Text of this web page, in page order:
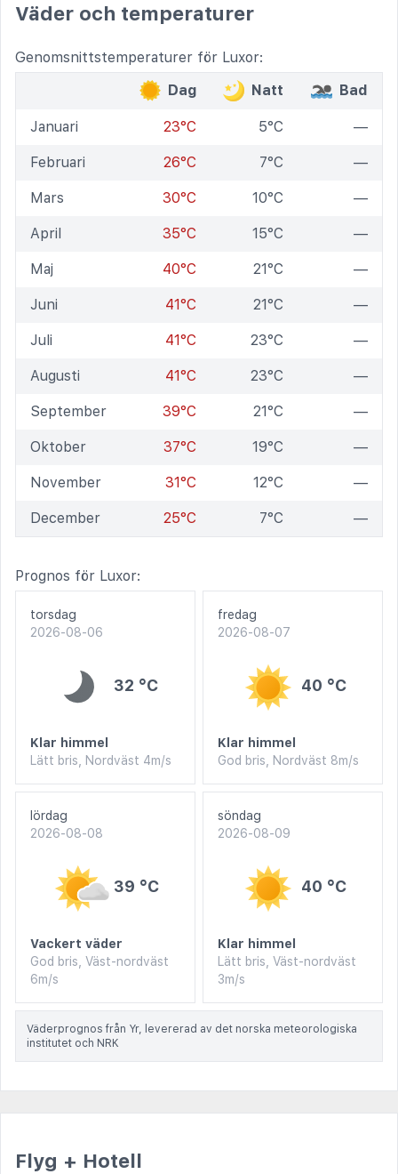
Väder och temperaturer
Genomsnittstemperaturer för Luxor:
Dag
Natt Bad
Januari 23°C 5°C —
Februari 26°C 7°C —
Mars 30°C 10°C —
April 35°C 15°C —
Maj 40°C 21°C —
Juni 41°C 21°C —
Juli 41°C 23°C —
Augusti 41°C 23°C —
September 39°C 21°C —
Oktober 37°C 19°C —
November 31°C 12°C —
December 25°C 7°C —
Prognos för Luxor:
torsdag
2026-08-06
32 °C
Klar himmel
Lätt bris, Nordväst 4m/s
fredag
2026-08-07
40 °C
Klar himmel
God bris, Nordväst 8m/s
lördag
2026-08-08
39 °C
Vackert väder
God bris, Väst-nordväst
6m/s
söndag
2026-08-09
40 °C
Klar himmel
Lätt bris, Väst-nordväst
3m/s
Väderprognos från Yr, levererad av det norska meteorologiska
institutet och NRK
Flyg + Hotell